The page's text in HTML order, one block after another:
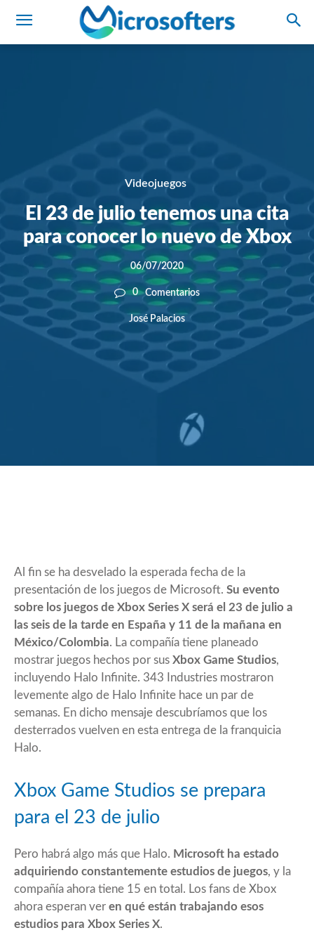
Videojuegos
El 23 de julio tenemos una cita
para conocer lo nuevo de Xbox
06/07/2020
0 Comentarios
José Palacios
Al fin se ha desvelado la esperada fecha de la
presentación de los juegos de Microsoft. Su evento
sobre los juegos de Xbox Series X será el 23 de julio a
las seis de la tarde en España y 11 de la mañana en
México/Colombia. La compañía tiene planeado
mostrar juegos hechos por sus Xbox Game Studios,
incluyendo Halo Infinite. 343 Industries mostraron
levemente algo de Halo Infinite hace un par de
semanas. En dicho mensaje descubríamos que los
desterrados vuelven en esta entrega de la franquicia
Halo.
Xbox Game Studios se prepara
para el 23 de julio
Pero habrá algo más que Halo. Microsoft ha estado
adquiriendo constantemente estudios de juegos, y la
compañía ahora tiene 15 en total. Los fans de Xbox
ahora esperan ver en qué están trabajando esos
estudios para Xbox Series X.